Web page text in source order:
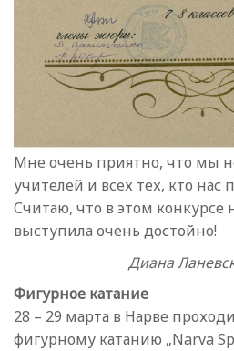
Мне очень приятно, что мы
учителей и всех тех, кто нас
Считаю, что в этом конкурсе
выступила очень достойно!
Диана
Фигурное катание
28 – 29 марта в Нарве
фигурному катанию „Narva